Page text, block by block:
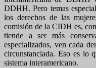
DDHH. Pero temas
los derechos de las
comisión de la CIDH es,
tiende a ser más
especializados, ven cada
circunstanciada. Eso es lo
sistema interamericano.